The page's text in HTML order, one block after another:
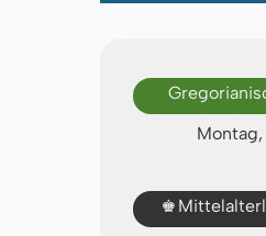
Montag,
♚